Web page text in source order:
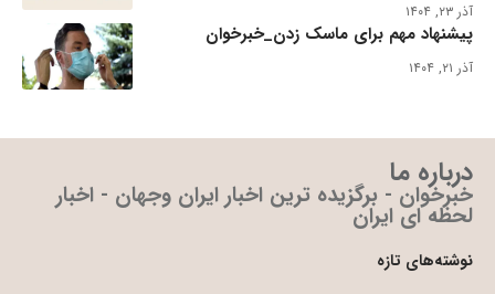
آذر ۲۳, ۱۴۰۴
پیشنهاد مهم برای ماسک زدن_خبرخوان
آذر ۲۱, ۱۴۰۴
درباره ما
خبرخوان - برگزیده ترین اخبار ایران وجهان - اخبار
لحظه ای ایران
نوشته‌های تازه